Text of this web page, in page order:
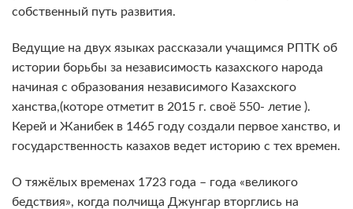
собственный путь развития.
Ведущие на двух языках рассказали учащимся РПТК об
истории борьбы за независимость казахского народа
начиная с образования независимого Казахского
ханства,(которе отметит в 2015 г. своё 550- летие ).
Керей и Жанибек в 1465 году создали первое ханство, и
государственность казахов ведет историю с тех времен.
О тяжёлых временах 1723 года – года «великого
бедствия», когда полчища Джунгар вторглись на